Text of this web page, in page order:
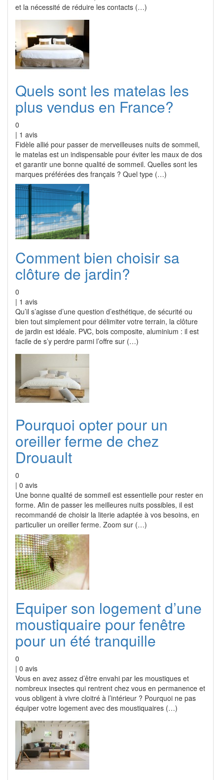
et la nécessité de réduire les contacts (…)
Quels sont les matelas les
plus vendus en France?
0
| 1 avis
Fidèle allié pour passer de merveilleuses nuits de sommeil,
le matelas est un indispensable pour éviter les maux de dos
et garantir une bonne qualité de sommeil. Quelles sont les
marques préférées des français ? Quel type (…)
Comment bien choisir sa
clôture de jardin?
0
| 1 avis
Qu’il s’agisse d’une question d’esthétique, de sécurité ou
bien tout simplement pour délimiter votre terrain, la clôture
de jardin est idéale. PVC, bois composite, aluminium : il est
facile de s’y perdre parmi l’offre sur (…)
Pourquoi opter pour un
oreiller ferme de chez
Drouault
0
| 0 avis
Une bonne qualité de sommeil est essentielle pour rester en
forme. Afin de passer les meilleures nuits possibles, il est
recommandé de choisir la literie adaptée à vos besoins, en
particulier un oreiller ferme. Zoom sur (…)
Equiper son logement d’une
moustiquaire pour fenêtre
pour un été tranquille
0
| 0 avis
Vous en avez assez d’être envahi par les moustiques et
nombreux insectes qui rentrent chez vous en permanence et
vous obligent à vivre cloitré à l’intérieur ? Pourquoi ne pas
équiper votre logement avec des moustiquaires (…)